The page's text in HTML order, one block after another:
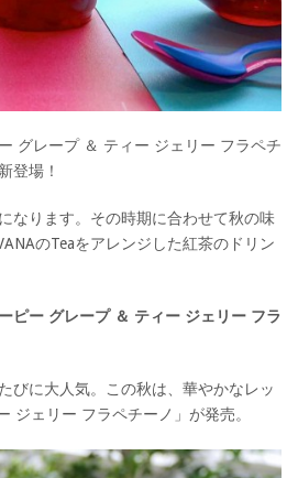
グレープ ＆ ティー ジェリー フラペチ
登場！
なります。その時期に合わせて秋の味
のTeaをアレンジした紅茶のドリン
ピー グレープ ＆ ティー ジェリー フラ
びに大人気。この秋は、華やかなレッ
ジェリー フラペチーノ」が発売。